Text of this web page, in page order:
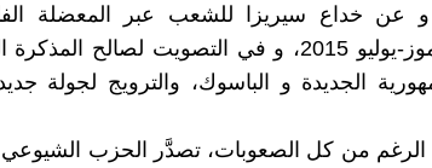
و عن خداع سيريزا للشعب عبر المعضلة
تمظهرت في استفتاء تموز-يوليو 2015، و في التصويت لصالح
الجديدة و الباسوك، والترويج لجولة
من كل الصعوبات، تصدَّر الحزب الشيوعي